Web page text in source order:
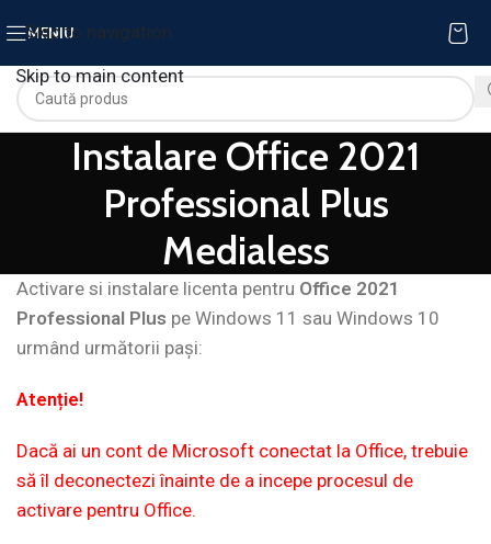
Skip to navigation
Skip to main content
MENIU
Instalare Office 2021
Professional Plus
Medialess
Activare si instalare licenta pentru Office 2021
Professional Plus pe Windows 11 sau Windows 10
urmând următorii pași:
Atenție!
Dacă ai un cont de Microsoft conectat la Office, trebuie
să îl deconectezi înainte de a incepe procesul de
activare pentru Office.